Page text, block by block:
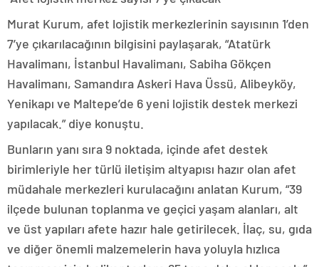
Murat Kurum, afet lojistik merkezlerinin sayısının 1’den
7’ye çıkarılacağının bilgisini paylaşarak, “Atatürk
Havalimanı, İstanbul Havalimanı, Sabiha Gökçen
Havalimanı, Samandıra Askeri Hava Üssü, Alibeyköy,
Yenikapı ve Maltepe’de 6 yeni lojistik destek merkezi
yapılacak.” diye konuştu.
Bunların yanı sıra 9 noktada, içinde afet destek
birimleriyle her türlü iletişim altyapısı hazır olan afet
müdahale merkezleri kurulacağını anlatan Kurum, “39
ilçede bulunan toplanma ve geçici yaşam alanları, alt
ve üst yapıları afete hazır hale getirilecek. İlaç, su, gıda
ve diğer önemli malzemelerin hava yoluyla hızlıca